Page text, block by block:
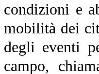
condizioni e
mobilità dei
degli eventi
campo,